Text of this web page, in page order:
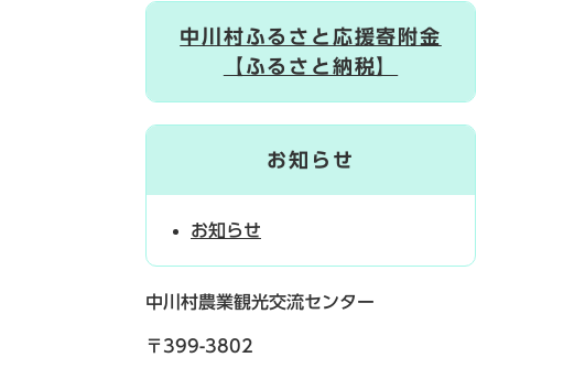
中川村ふるさと応援寄附金
【ふるさと納税】
お知らせ
お知らせ
中川村農業観光交流センター
〒399-3802